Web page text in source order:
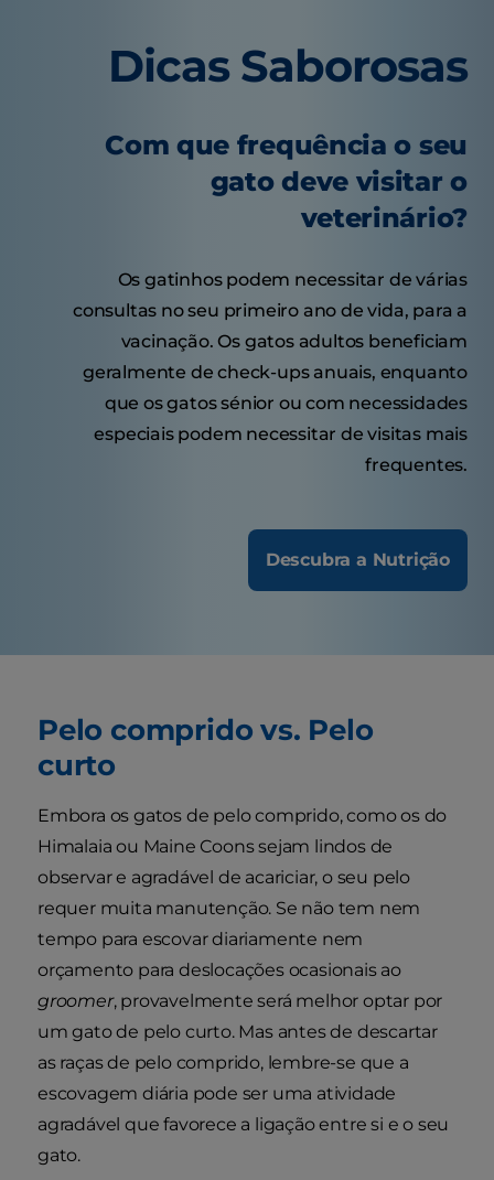
Dicas Saborosas
Com que frequência o seu
gato deve visitar o
veterinário?
Os gatinhos podem necessitar de várias
consultas no seu primeiro ano de vida, para a
vacinação. Os gatos adultos beneficiam
geralmente de check-ups anuais, enquanto
que os gatos sénior ou com necessidades
especiais podem necessitar de visitas mais
frequentes.
Descubra a Nutrição
Pelo comprido vs. Pelo
curto
Embora os gatos de pelo comprido, como os do
Himalaia ou Maine Coons sejam lindos de
observar e agradável de acariciar, o seu pelo
requer muita manutenção. Se não tem nem
tempo para escovar diariamente nem
orçamento para deslocações ocasionais ao
groomer, provavelmente será melhor optar por
um gato de pelo curto. Mas antes de descartar
as raças de pelo comprido, lembre-se que a
escovagem diária pode ser uma atividade
agradável que favorece a ligação entre si e o seu
gato.